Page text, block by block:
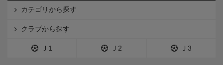
カテゴリから探す
クラブから探す
Ｊ1 Ｊ2 Ｊ3